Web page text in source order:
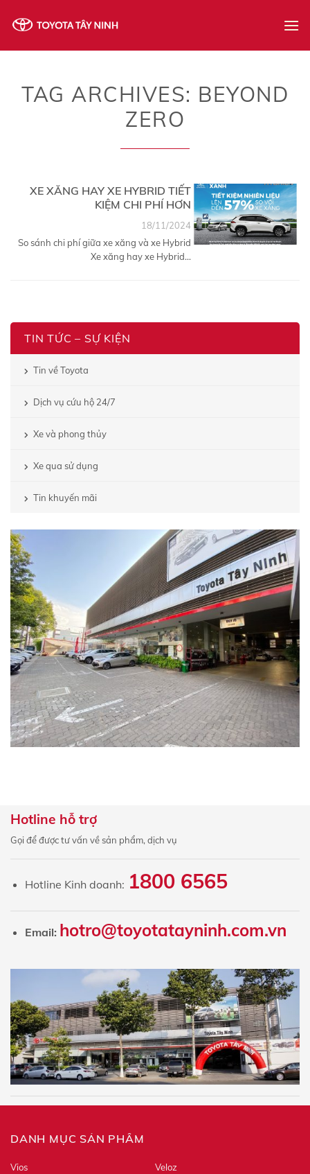
TAG ARCHIVES: BEYOND
ZERO
TIN TỨC – SỰ KIỆN
Tin về Toyota
Dịch vụ cứu hộ 24/7
Xe và phong thủy
Xe qua sử dụng
Tin khuyến mãi
XE XĂNG HAY XE HYBRID TIẾT
KIỆM CHI PHÍ HƠN
So sánh chi phí giữa xe xăng và xe Hybrid
Xe xăng hay xe Hybrid...
18/11/2024
Hotline hỗ trợ
Gọi để được tư vấn về sản phẩm, dịch vụ
Hotline Kinh doanh: 1800 6565
Email: hotro@toyotatayninh.com.vn
DANH MỤC SẢN PHẨM
Vios
Veloz